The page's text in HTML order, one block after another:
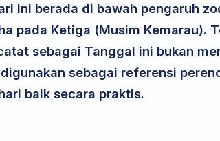
ini berada di bawah pengaruh
pada Ketiga (Musim Kemarau).
sebagai Tanggal ini bukan
sebagai referensi
baik secara praktis.